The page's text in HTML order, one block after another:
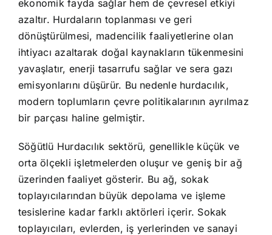
ekonomik fayda sağlar hem de çevresel etkiyi
azaltır. Hurdaların toplanması ve geri
dönüştürülmesi, madencilik faaliyetlerine olan
ihtiyacı azaltarak doğal kaynakların tükenmesini
yavaşlatır, enerji tasarrufu sağlar ve sera gazı
emisyonlarını düşürür. Bu nedenle hurdacılık,
modern toplumların çevre politikalarının ayrılmaz
bir parçası haline gelmiştir.
Söğütlü Hurdacılık sektörü, genellikle küçük ve
orta ölçekli işletmelerden oluşur ve geniş bir ağ
üzerinden faaliyet gösterir. Bu ağ, sokak
toplayıcılarından büyük depolama ve işleme
tesislerine kadar farklı aktörleri içerir. Sokak
toplayıcıları, evlerden, iş yerlerinden ve sanayi